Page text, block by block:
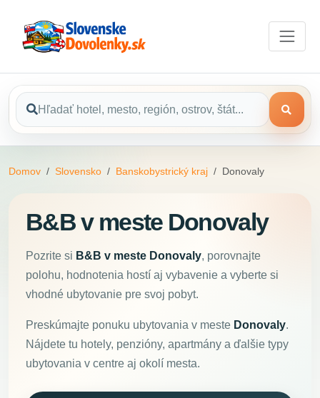
Domov Slovensko Banskobystrický kraj Donovaly
B&B v meste Donovaly
Pozrite si B&B v meste Donovaly, porovnajte
polohu, hodnotenia hostí aj vybavenie a vyberte si
vhodné ubytovanie pre svoj pobyt.
Preskúmajte ponuku ubytovania v meste Donovaly.
Nájdete tu hotely, penzióny, apartmány a ďalšie typy
ubytovania v centre aj okolí mesta.